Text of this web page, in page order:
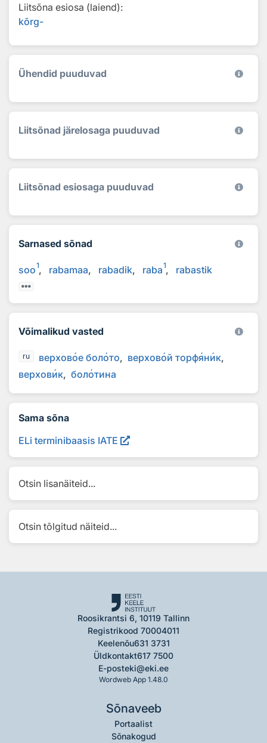
Liitsõna esiosa (laiend):
kõrg-
Ühendid puuduvad
Liitsõnad järelosaga puuduvad
Liitsõnad esiosaga puuduvad
Sarnased sõnad
soo1 rabamaa rabadik raba1 rabastik
Võimalikud vasted
ru верховое болото верховой торфяник
верховик болотина
Sama sõna
ELi terminibaasis IATE
Otsin lisanäiteid...
Otsin tõlgitud näiteid...
Roosikrantsi 6, 10119 Tallinn
Registrikood 70004011
Keelenõu631 3731
Üldkontakt617 7500
E-posteki@eki.ee
Wordweb App 1.48.0
Sõnaveeb
Portaalist
Sõnakogud